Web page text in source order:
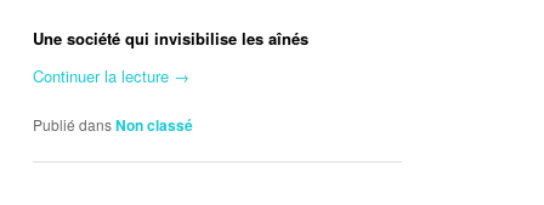
Une société qui invisibilise les aînés
Continuer la lecture →
Publié dansNon classé